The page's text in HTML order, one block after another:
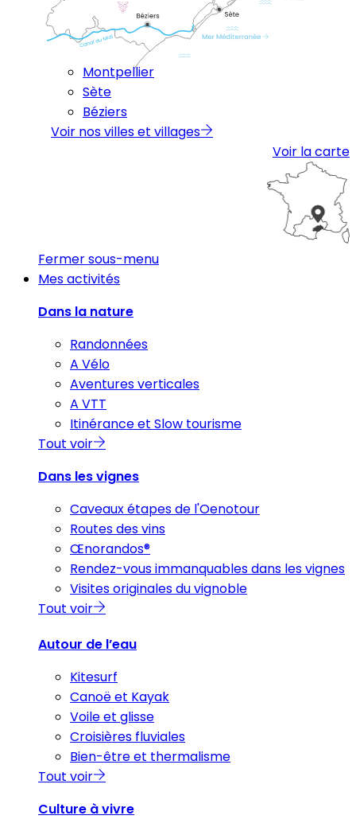
Montpellier
Sète
Béziers
Voir nos villes et villages
Voir la carte
Fermer sous-menu
Mes activités
Dans la nature
Randonnées
A Vélo
Aventures verticales
A VTT
Itinérance et Slow tourisme
Tout voir
Dans les vignes
Caveaux étapes de l'Oenotour
Routes des vins
Œnorandos®
Rendez-vous immanquables dans les vignes
Visites originales du vignoble
Tout voir
Autour de l’eau
Kitesurf
Canoë et Kayak
Voile et glisse
Croisières fluviales
Bien-être et thermalisme
Tout voir
Culture à vivre